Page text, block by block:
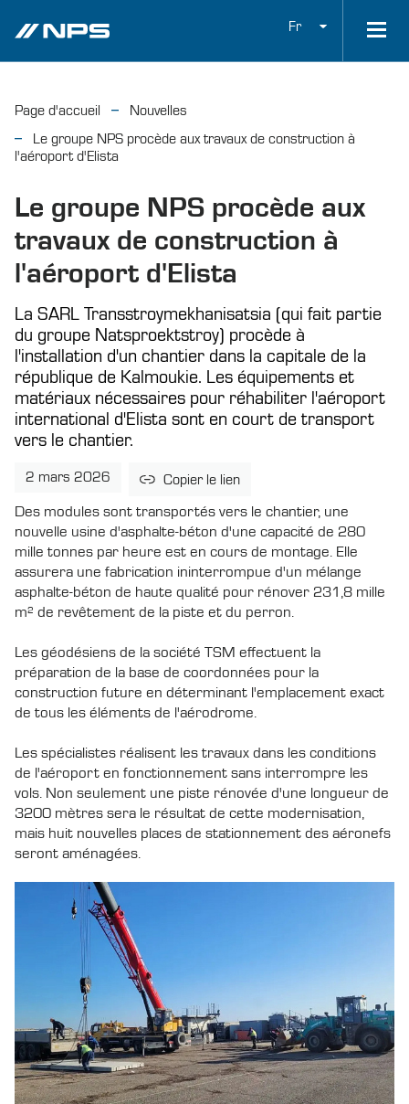
Fr
Page d'accueil
Nouvelles
Le groupe NPS procède aux travaux de construction à
l'aéroport d'Elista
Le groupe NPS procède aux
travaux de construction à
l'aéroport d'Elista
La SARL Transstroymekhanisatsia (qui fait partie
du groupe Natsproektstroy) procède à
l'installation d'un chantier dans la capitale de la
république de Kalmoukie. Les équipements et
matériaux nécessaires pour réhabiliter l'aéroport
international d'Elista sont en court de transport
vers le chantier.
2 mars 2026 Copier le lien
Des modules sont transportés vers le chantier, une
nouvelle usine d'asphalte-béton d'une capacité de 280
mille tonnes par heure est en cours de montage. Elle
assurera une fabrication ininterrompue d'un mélange
asphalte-béton de haute qualité pour rénover 231,8 mille
m² de revêtement de la piste et du perron.
Les géodésiens de la société TSM effectuent la
préparation de la base de coordonnées pour la
construction future en déterminant l'emplacement exact
de tous les éléments de l'aérodrome.
Les spécialistes réalisent les travaux dans les conditions
de l'aéroport en fonctionnement sans interrompre les
vols. Non seulement une piste rénovée d'une longueur de
3200 mètres sera le résultat de cette modernisation,
mais huit nouvelles places de stationnement des aéronefs
seront aménagées.